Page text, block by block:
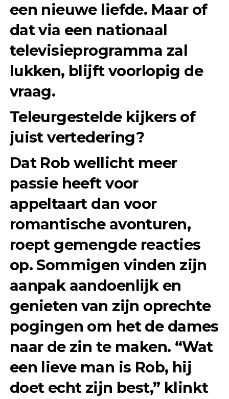
een nieuwe liefde. Maar of
dat via een nationaal
televisieprogramma zal
lukken, blijft voorlopig de
vraag.
Teleurgestelde kijkers of
juist vertedering?
Dat Rob wellicht meer
passie heeft voor
appeltaart dan voor
romantische avonturen,
roept gemengde reacties
op. Sommigen vinden zijn
aanpak aandoenlijk en
genieten van zijn oprechte
pogingen om het de dames
naar de zin te maken. “Wat
een lieve man is Rob, hij
doet echt zijn best,” klinkt